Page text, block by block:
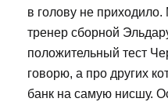
в голову не
тренер сборной
положительный тест
говорю, а про других
банк на самую нисшу.